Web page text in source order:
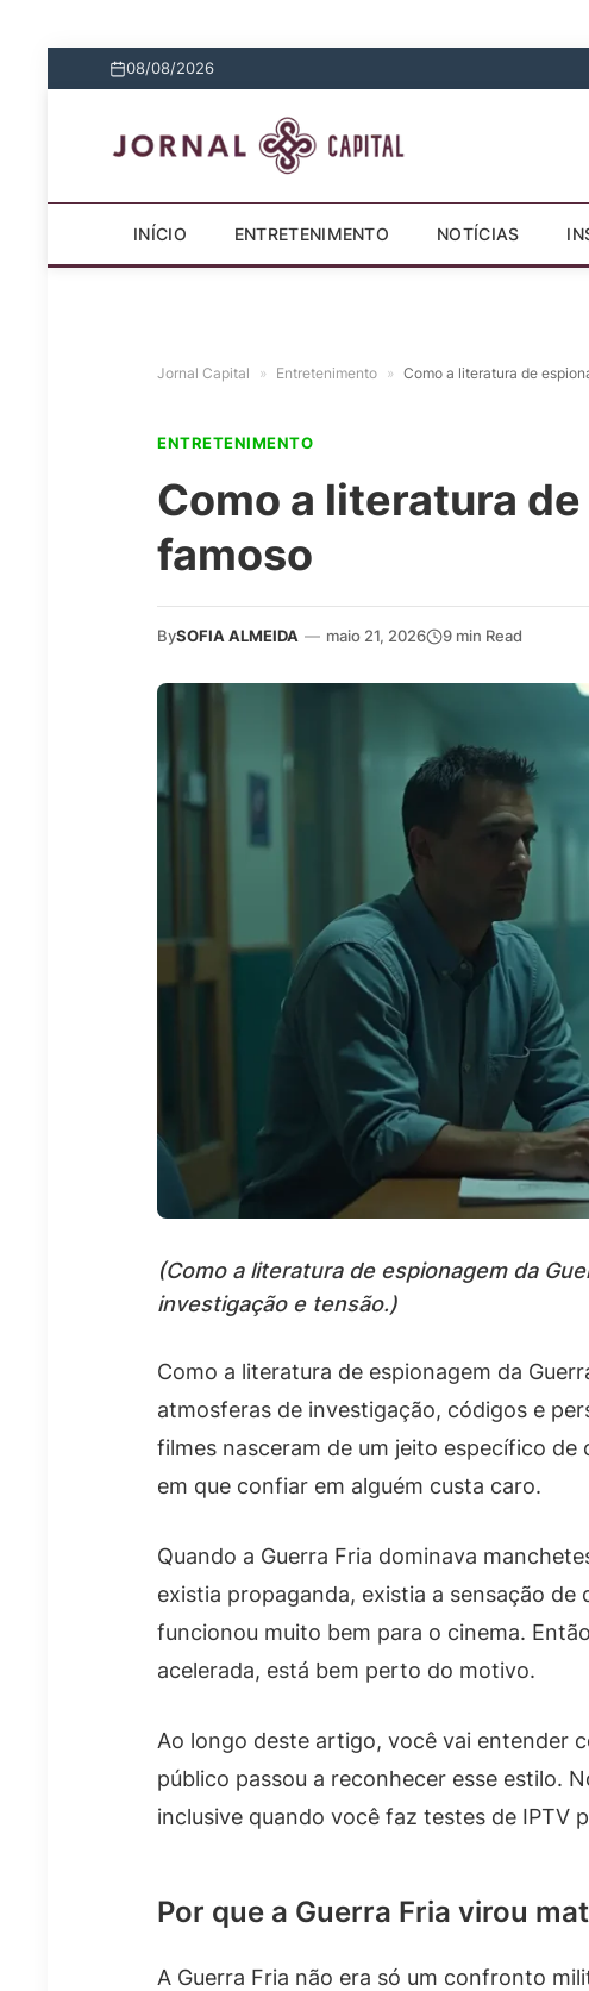
08/08/2026
INÍCIO ENTRETENIMENTO NOTÍCIAS
Jornal Capital » Entretenimento » Como a literatura de
ENTRETENIMENTO
Como a literatura
famoso
BySOFIA ALMEIDA — maio 21, 2026 9 min Read
(Como a literatura de espionagem da
investigação e tensão.)
Como a literatura de espionagem da
atmosferas de investigação, códigos e
filmes nasceram de um jeito específico
em que confiar em alguém custa caro.
Quando a Guerra Fria dominava
existia propaganda, existia a sensação
funcionou muito bem para o cinema.
acelerada, está bem perto do motivo.
Ao longo deste artigo, você vai entender
público passou a reconhecer esse estilo.
inclusive quando você faz testes de IPTV
Por que a Guerra Fria virou
A Guerra Fria não era só um confronto